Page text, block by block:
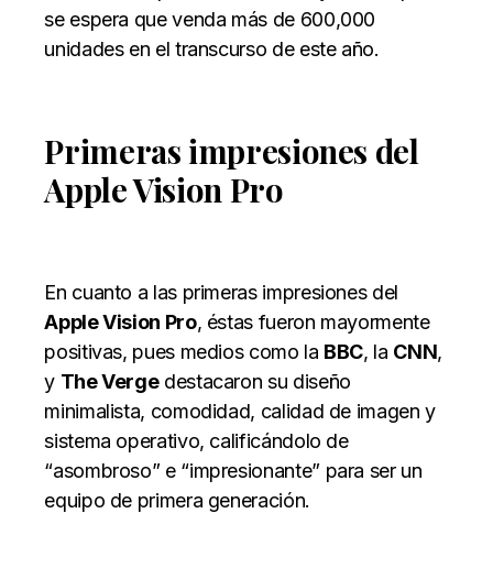
se espera que venda más de 600,000
unidades en el transcurso de este año.
Primeras impresiones del
Apple Vision Pro
En cuanto a las primeras impresiones del
Apple Vision Pro, éstas fueron mayormente
positivas, pues medios como la BBC, la CNN,
y The Vergedestacaron su diseño
minimalista, comodidad, calidad de imagen y
sistema operativo, calificándolo de
“asombroso” e “impresionante” para ser un
equipo de primera generación.